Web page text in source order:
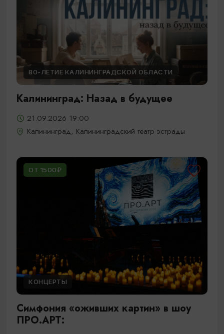
80-ЛЕТИЕ КАЛИНИНГРАДСКОЙ ОБЛАСТИ
Калининград: Назад в будущее
21.09.2026 19:00
Калининград, Калининградский театр эстрады
ОТ 1500₽
КОНЦЕРТЫ
Симфония «оживших картин» в шоу
ПРО.АРТ: